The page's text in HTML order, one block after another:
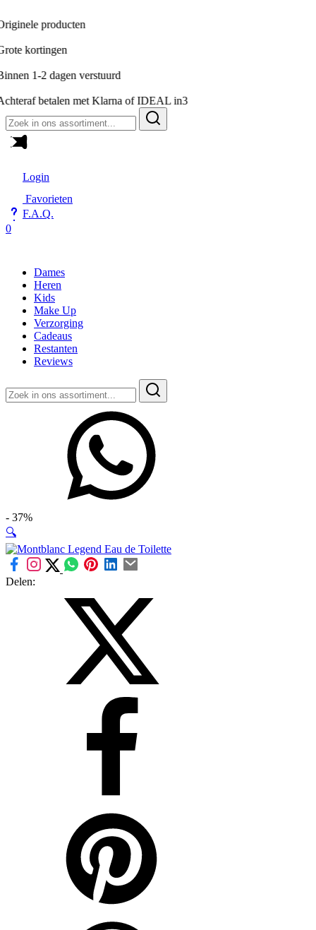
Klarna of IDEAL in3
naar:
Login
Favorieten
F.A.Q.
0
Dames
Heren
Kids
Make Up
Verzorging
Cadeaus
Restanten
Reviews
naar:
- 37%
🔍
Delen: